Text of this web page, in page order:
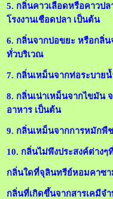
5. กลิ่นคาวเลือดหรือคาวปล
โรงงานเชือดปลา เป็นต้น
6. กลิ่นจากบ่อขยะ หรือกลิ่น
ทั่วบริเวณ
7. กลิ่นเหม็นจากท่อระบาย
8. กลิ่นเน่าเหม็นจากไขมัน
อาหาร เป็นต้น
9. กลิ่นเหม็นจากการหมักพื
10. กลิ่นไม่พึงประสงค์ต่าง
กลิ่นใดที่จุลินทรีย์หอมคาซา
กลิ่นที่เกิดขึ้นจากสารเคมีจ